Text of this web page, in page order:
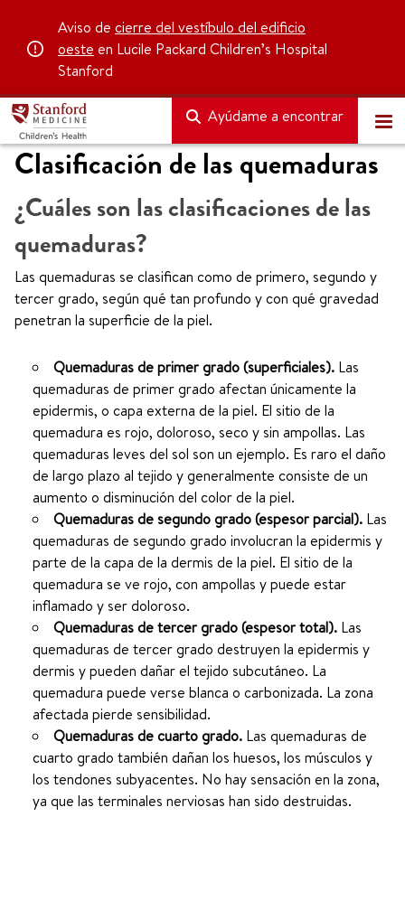
Aviso de cierre del vestíbulo del edificio
oeste en Lucile Packard Children’s Hospital
Stanford
Ayúdame a encontrar
Clasificación de las quemaduras
¿Cuáles son las clasificaciones de las
quemaduras?
Las quemaduras se clasifican como de primero, segundo y
tercer grado, según qué tan profundo y con qué gravedad
penetran la superficie de la piel.
Quemaduras de primer grado (superficiales). Las
quemaduras de primer grado afectan únicamente la
epidermis, o capa externa de la piel. El sitio de la
quemadura es rojo, doloroso, seco y sin ampollas. Las
quemaduras leves del sol son un ejemplo. Es raro el daño
de largo plazo al tejido y generalmente consiste de un
aumento o disminución del color de la piel.
Quemaduras de segundo grado (espesor parcial). Las
quemaduras de segundo grado involucran la epidermis y
parte de la capa de la dermis de la piel. El sitio de la
quemadura se ve rojo, con ampollas y puede estar
inflamado y ser doloroso.
Quemaduras de tercer grado (espesor total). Las
quemaduras de tercer grado destruyen la epidermis y
dermis y pueden dañar el tejido subcutáneo. La
quemadura puede verse blanca o carbonizada. La zona
afectada pierde sensibilidad.
Quemaduras de cuarto grado. Las quemaduras de
cuarto grado también dañan los huesos, los músculos y
los tendones subyacentes. No hay sensación en la zona,
ya que las terminales nerviosas han sido destruidas.